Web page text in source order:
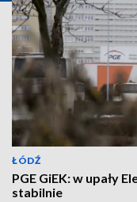
ŁÓDŹ
PGE GiEK: w upały
stabilnie